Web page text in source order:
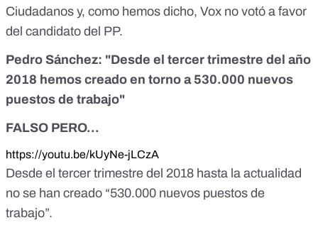
Ciudadanos y, como hemos dicho, Vox no votó a favor
del candidato del PP.
Pedro Sánchez: "Desde el tercer trimestre del año
2018 hemos creado en torno a 530.000 nuevos
puestos de trabajo"
FALSO PERO...
https://youtu.be/kUyNe-jLCzA
Desde el tercer trimestre del 2018 hasta la actualidad
no se han creado “530.000 nuevos puestos de
trabajo”.